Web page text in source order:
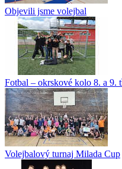
Objevili jsme volejbal
Fotbal – okrskové kolo 8. a 9.
Volejbalový turnaj Milada Cup